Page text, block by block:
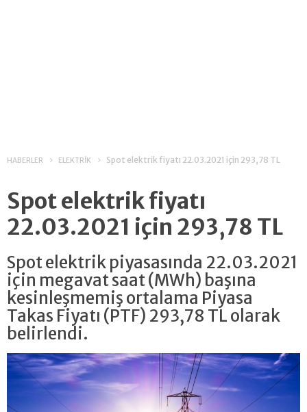
HABERLER ELEKTRİK Spot elektrik fiyatı 22.03.2021 için 293,78 TL
Spot elektrik fiyatı
22.03.2021 için 293,78 TL
Spot elektrik piyasasında 22.03.2021
için megavat saat (MWh) başına
kesinleşmemiş ortalama Piyasa
Takas Fiyatı (PTF) 293,78 TL olarak
belirlendi.